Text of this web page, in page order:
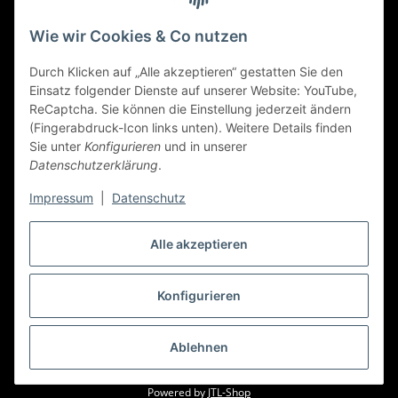
Alle akzeptieren
Konfigurieren
Ablehnen
Wie wir Cookies & Co nutzen
Durch Klicken auf „Alle akzeptieren“ gestatten Sie den
Einsatz folgender Dienste auf unserer Website: YouTube,
ReCaptcha. Sie können die Einstellung jederzeit ändern
(Fingerabdruck-Icon links unten). Weitere Details finden
Sie unter Konfigurieren und in unserer
Datenschutzerklärung.
Impressum Datenschutz
* Alle Preise inkl. gesetzlicher USt., zzgl.Versand
Powered by JTL-Shop